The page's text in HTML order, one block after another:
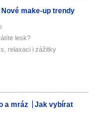
Nové make-up trendy
lesk?
relaxaci i zážitky
a mráz
Jak vybírat